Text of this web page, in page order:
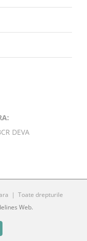
DEVA
| Toate drepturile
Web.